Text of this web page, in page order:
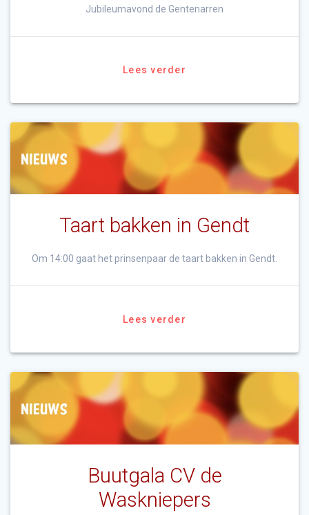
Jubileumavond de Gentenarren
Lees verder
Taart bakken in Gendt
Om 14:00 gaat het prinsenpaar de taart bakken in Gendt.
Lees verder
Buutgala CV de
Waskniepers